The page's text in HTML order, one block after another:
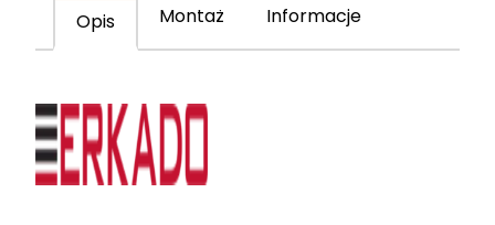
lakierowane
Opis Montaż Informacje